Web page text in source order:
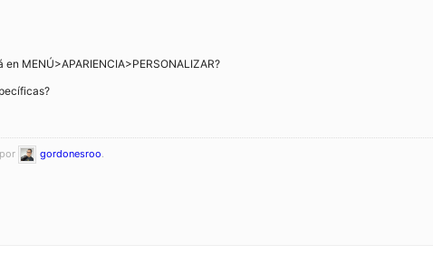
MENÚ>APARIENCIA>PERSONALIZAR?
gordonesroo.